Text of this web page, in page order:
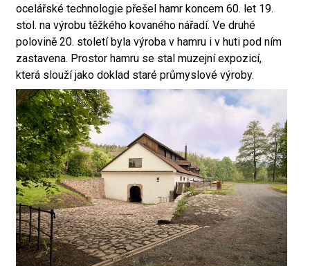
ocelářské technologie přešel hamr koncem 60. let 19.
stol. na výrobu těžkého kovaného nářadí. Ve druhé
polovině 20. století byla výroba v hamru i v huti pod ním
zastavena. Prostor hamru se stal muzejní expozicí,
která slouží jako doklad staré průmyslové výroby.